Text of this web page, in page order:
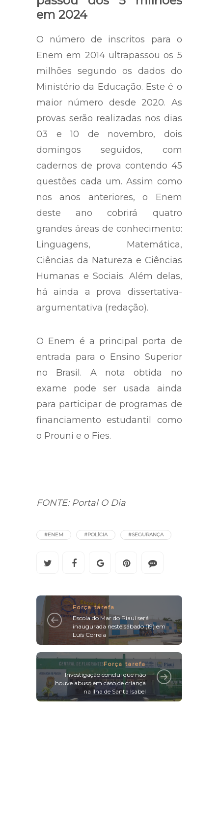
em 2024
O número de inscritos para o
Enem em 2014 ultrapassou os 5
milhões segundo os dados do
Ministério da Educação. Este é o
maior número desde 2020. As
provas serão realizadas nos dias
03 e 10 de novembro, dois
domingos seguidos, com
cadernos de prova contendo 45
questões cada um. Assim como
nos anos anteriores, o Enem
deste ano cobrirá quatro
grandes áreas de conhecimento:
Linguagens, Matemática,
Ciências da Natureza e Ciências
Humanas e Sociais. Além delas,
há ainda a prova dissertativa-
argumentativa (redação).
O Enem é a principal porta de
entrada para o Ensino Superior
no Brasil. A nota obtida no
exame pode ser usada ainda
para participar de programas de
financiamento estudantil como
o Prouni e o Fies.
FONTE: Portal O Dia
#ENEM #POLÍCIA #SEGURANÇA
Força tarefa
Escola do Mar do Piauí será
inaugurada neste sábado (19) em
Luís Correia
Força tarefa
Investigação conclui que não
houve abuso em caso de criança
na Ilha de Santa Isabel